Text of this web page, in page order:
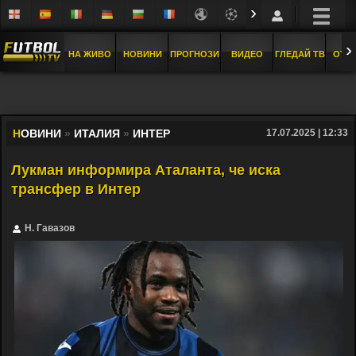
›
НА ЖИВО НОВИНИ ПРОГНОЗИ ВИДЕО ГЛЕДАЙ ТВ ›
НОВИНИ » ИТАЛИЯ » ИНТЕР 17.07.2025 | 12:33
Лукман информира Аталанта, че иска
трансфер в Интер
Н. Гавазов